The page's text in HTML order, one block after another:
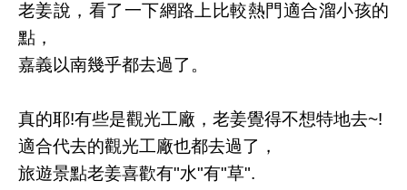
老姜說，看了一下網路上比較熱門適合溜小孩的
點，
嘉義以南幾乎都去過了。
真的耶!有些是觀光工廠，老姜覺得不想特地去~!
適合代去的觀光工廠也都去過了，
旅遊景點老姜喜歡有"水"有"草".